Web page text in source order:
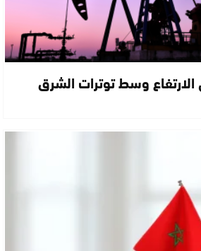
وسط توترات الشرق